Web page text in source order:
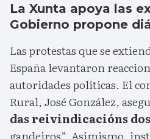
La Xunta apoya las
Gobierno propone
Las protestas que se
España levantaron
autoridades políticas. El
Rural, José González,
das reivindicacións dos